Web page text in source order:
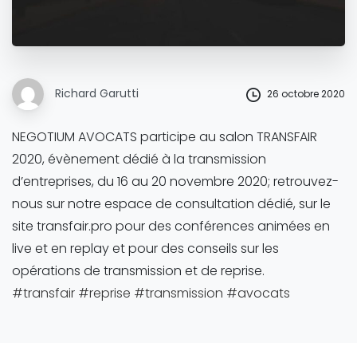
Richard Garutti 26 octobre 2020
NEGOTIUM AVOCATS participe au salon TRANSFAIR
2020, évènement dédié à la transmission
d’entreprises, du 16 au 20 novembre 2020; retrouvez-
nous sur notre espace de consultation dédié, sur le
site transfair.pro pour des conférences animées en
live et en replay et pour des conseils sur les
opérations de transmission et de reprise.
#transfair #reprise #transmission #avocats